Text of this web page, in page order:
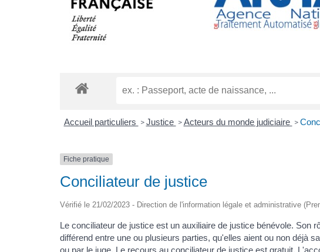
Accueil particuliers > Justice > Acteurs du monde judiciaire >
Fiche pratique
Conciliateur de justice
Vérifié le 21/02/2023 - Direction de l'information légale et administrative
Le conciliateur de justice est un auxiliaire de justice bénévole. Son
différend entre une ou plusieurs parties, qu'elles aient ou non déjà